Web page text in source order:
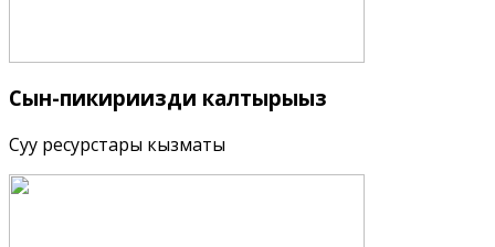
Сын-пикириңизди калтырыңыз
Суу ресурстары кызматы